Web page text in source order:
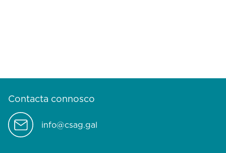
Contacta connosco
info@csag.gal